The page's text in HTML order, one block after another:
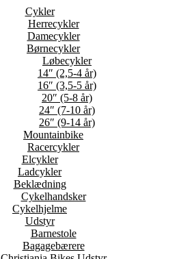
Cykler
Herrecykler
Damecykler
Børnecykler
Løbecykler
14″ (2,5-4 år)
16″ (3,5-5 år)
20″ (5-8 år)
24″ (7-10 år)
26″ (9-14 år)
Mountainbike
Racercykler
Elcykler
Ladcykler
Beklædning
Cykelhandsker
Cykelhjelme
Udstyr
Barnestole
Bagagebærere